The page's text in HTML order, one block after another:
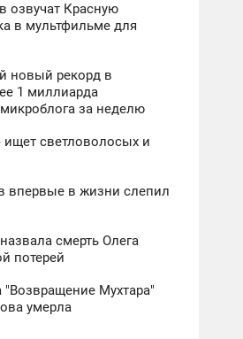
озвучат Красную
в мультфильме для
новый рекорд в
1 миллиарда
за неделю
ищет светловолосых и
впервые в жизни слепил
смерть Олега
потерей
"Возвращение Мухтара"
умерла